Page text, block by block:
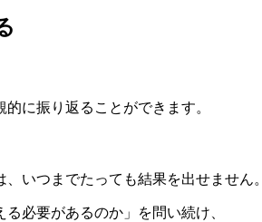
に振り返ることができます。
いつまでたっても結果を出せません。
必要があるのか」を問い続け、